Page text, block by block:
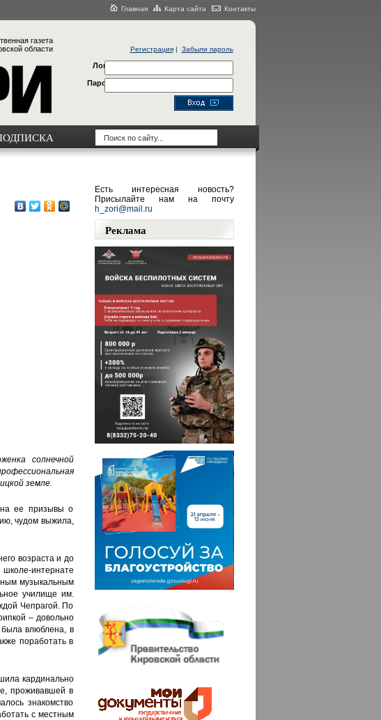
Главная Карта сайта Контакты
газета
области
Регистрация| Забыли пароль
Логин
Пароль
солнечной
земле.
на ее призывы о
чудом выжила,
возраста и до
интернате
музыкальным
училище им.
Чепрагой. По
– довольно
влюблена, в
поработать в
кардинально
проживавшей в
знакомство
с местным
Есть интересная новость?
Присылайте нам на почту
h_zori@mail.ru
Реклама